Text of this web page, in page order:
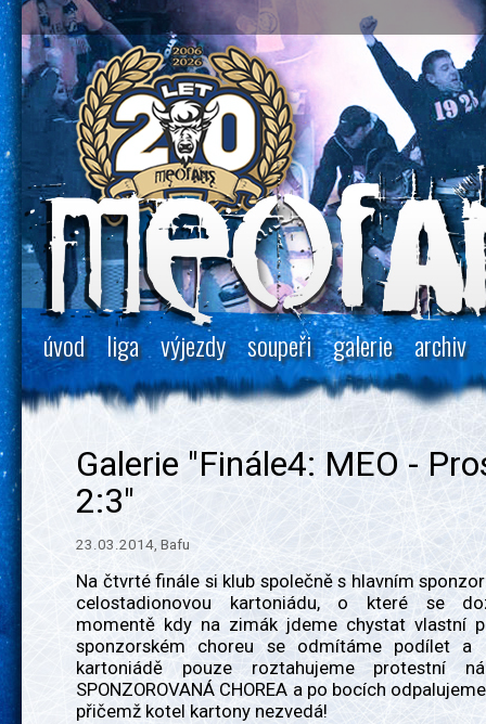
úvod liga výjezdy soupeři galerie archiv
Galerie "Finále4: MEO -
2:3"
23.03.2014, Bafu
Na čtvrté finále si klub společně s hlavním
celostadionovou kartoniádu, o které se
momentě kdy na zimák jdeme chystat vlastní
sponzorském choreu se odmítáme podílet a
kartoniádě pouze roztahujeme protestní
SPONZOROVANÁ CHOREA a po bocích
přičemž kotel kartony nezvedá!